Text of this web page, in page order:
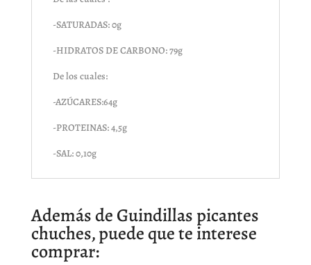
-SATURADAS: 0g
-HIDRATOS DE CARBONO: 79g
De los cuales:
-AZÚCARES:64g
-PROTEINAS: 4,5g
-SAL: 0,10g
Además de Guindillas picantes
chuches, puede que te interese
comprar: